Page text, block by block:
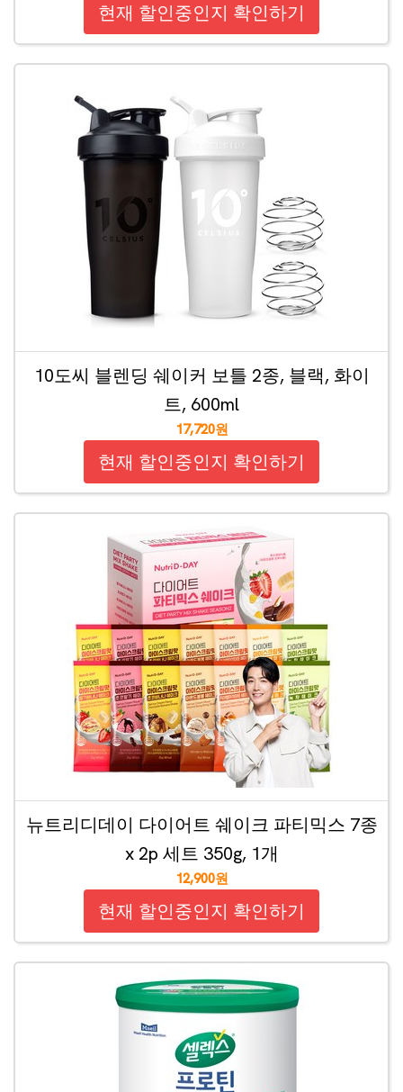
현재 할인중인지 확인하기
10도씨 블렌딩 쉐이커 보틀 2종, 블랙, 화이
트, 600ml
17,720원
현재 할인중인지 확인하기
뉴트리디데이 다이어트 쉐이크 파티믹스 7종
x 2p 세트 350g, 1개
12,900원
현재 할인중인지 확인하기